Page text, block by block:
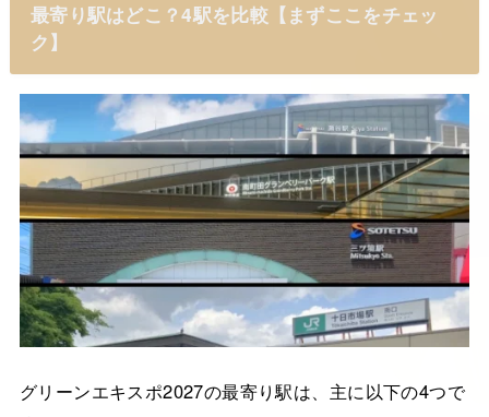
最寄り駅はどこ？4駅を比較【まずここをチェッ
ク】
グリーンエキスポ2027の最寄り駅は、主に以下の4つで